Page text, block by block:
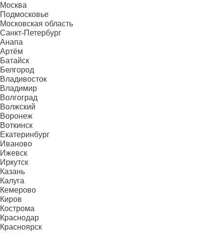
Москва
Подмосковье
Московская область
Санкт-Петербург
Анапа
Артём
Батайск
Белгород
Владивосток
Владимир
Волгоград
Волжский
Воронеж
Воткинск
Екатеринбург
Иваново
Ижевск
Иркутск
Казань
Калуга
Кемерово
Киров
Кострома
Краснодар
Красноярск